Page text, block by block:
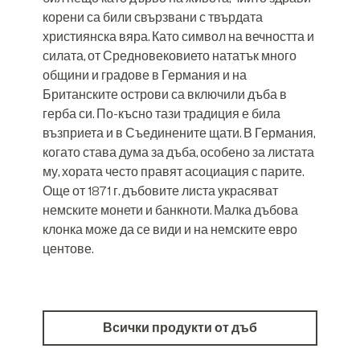
корени са били свързвани с твърдата
християнска вяра. Като символ на вечността и
силата, от Средновековието нататък много
общини и градове в Германия и на
Британските острови са включили дъба в
герба си. По-късно тази традиция е била
възприета и в Съединените щати. В Германия,
когато става дума за дъба, особено за листата
му, хората често правят асоциация с парите.
Още от 1871 г. дъбовите листа украсяват
немските монети и банкноти. Малка дъбова
клонка може да се види и на немските евро
центове.
Всички продукти от дъб